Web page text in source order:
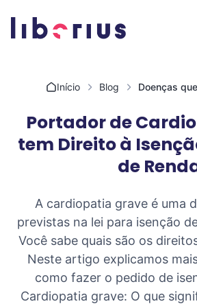
Início Blog Doenças
Portador de
tem Direito à
de
A cardiopatia grave é uma
previstas na lei para isenção
Você sabe quais são os
Neste artigo explicamos
como fazer o pedido de
Cardiopatia grave: O que